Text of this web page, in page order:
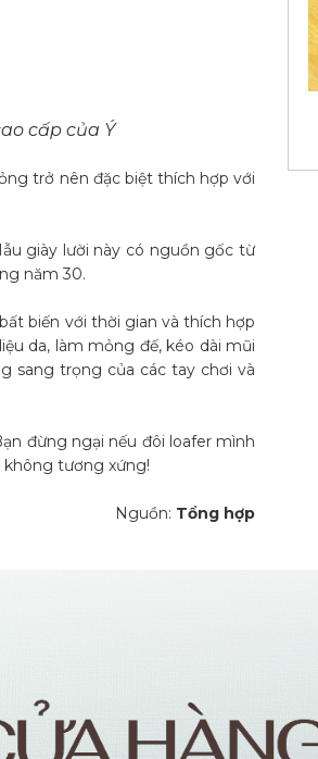
cấp của Ý
trở nên đặc biệt thích hợp với
giày lười này có nguồn gốc từ
năm 30.
biến với thời gian và thích hợp
da, làm mỏng đế, kéo dài mũi
sang trọng của các tay chơi và
đừng ngại nếu đôi loafer mình
không tương xứng!
Nguồn: Tổng hợp